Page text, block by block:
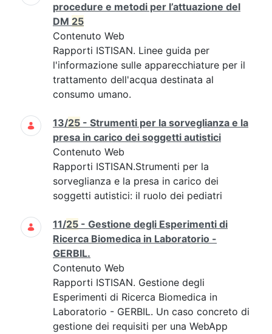
procedure e metodi per l’attuazione del
DM 25
Contenuto Web
Rapporti ISTISAN. Linee guida per
l'informazione sulle apparecchiature per il
trattamento dell'acqua destinata al
consumo umano.
13/25 - Strumenti per la sorveglianza e la
presa in carico dei soggetti autistici
Contenuto Web
Rapporti ISTISAN.Strumenti per la
sorveglianza e la presa in carico dei
soggetti autistici: il ruolo dei pediatri
11/25 - Gestione degli Esperimenti di
Ricerca Biomedica in Laboratorio -
GERBIL.
Contenuto Web
Rapporti ISTISAN. Gestione degli
Esperimenti di Ricerca Biomedica in
Laboratorio - GERBIL. Un caso concreto di
gestione dei requisiti per una WebApp